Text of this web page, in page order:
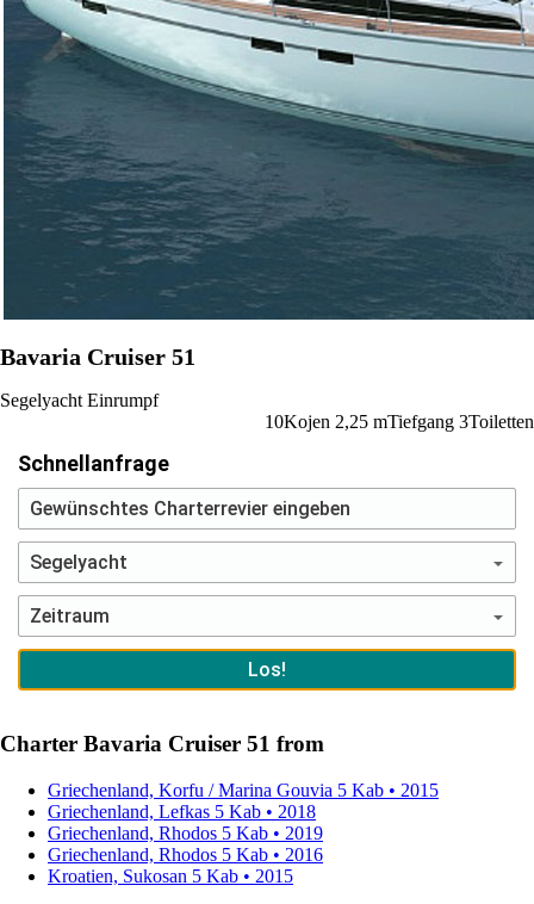
Bavaria Cruiser 51
Segelyacht Einrumpf
10Kojen 2,25 mTiefgang 3Toiletten
Schnellanfrage
Charter Bavaria Cruiser 51 from
Griechenland, Korfu / Marina Gouvia 5 Kab • 2015
Griechenland, Lefkas 5 Kab • 2018
Griechenland, Rhodos 5 Kab • 2019
Griechenland, Rhodos 5 Kab • 2016
Kroatien, Sukosan 5 Kab • 2015